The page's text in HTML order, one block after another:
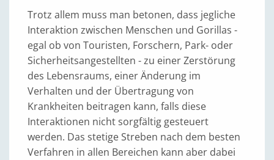
Trotz allem muss man betonen, dass jegliche
Interaktion zwischen Menschen und Gorillas -
egal ob von Touristen, Forschern, Park- oder
Sicherheitsangestellten - zu einer Zerstörung
des Lebensraums, einer Änderung im
Verhalten und der Übertragung von
Krankheiten beitragen kann, falls diese
Interaktionen nicht sorgfältig gesteuert
werden. Das stetige Streben nach dem besten
Verfahren in allen Bereichen kann aber dabei